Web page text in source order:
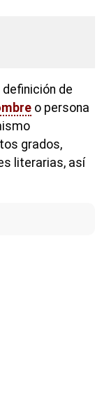
de
o persona
grados,
literarias, así